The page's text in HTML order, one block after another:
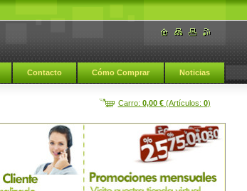
Contacto Cómo Comprar Noticias
Carro: 0,00 €(Artículos: 0)